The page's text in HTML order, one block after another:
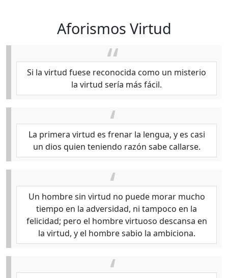
Aforismos Virtud
Si la virtud fuese reconocida como un misterio
la virtud sería más fácil.
La primera virtud es frenar la lengua, y es casi
un dios quien teniendo razón sabe callarse.
Un hombre sin virtud no puede morar mucho
tiempo en la adversidad, ni tampoco en la
felicidad; pero el hombre virtuoso descansa en
la virtud, y el hombre sabio la ambiciona.